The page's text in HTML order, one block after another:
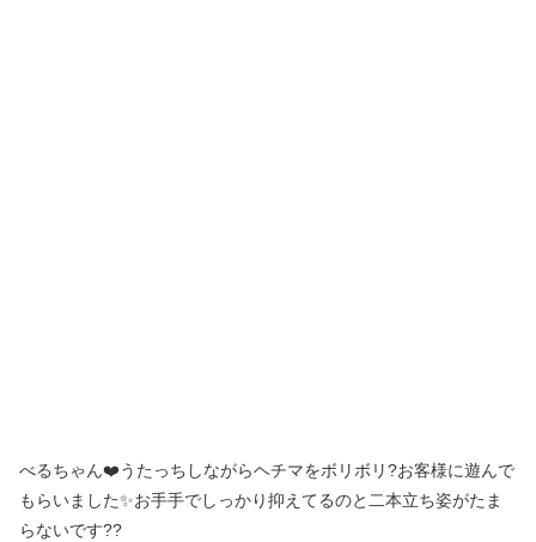
べるちゃん❤️うたっちしながらヘチマをボリボリ?お客様に遊んで
もらいました✨お手手でしっかり抑えてるのと二本立ち姿がたま
らないです??